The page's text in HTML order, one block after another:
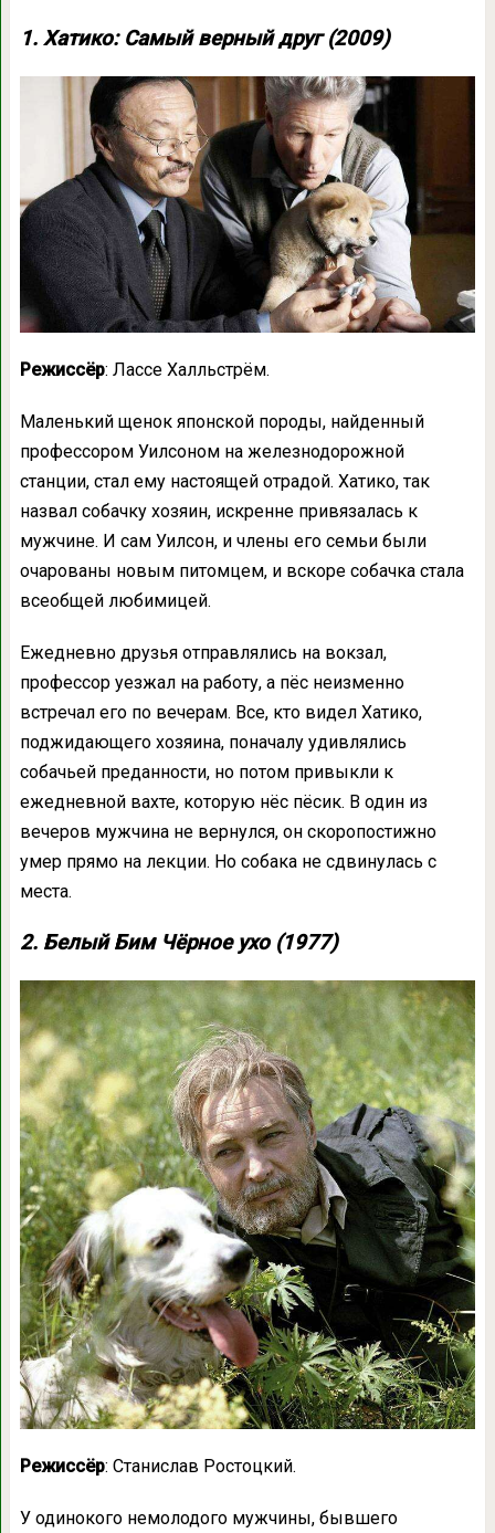
1. Хатико: Самый верный друг (2009)
Режиссёр: Лассе Халльстрём.
Маленький щенок японской породы, найденный
профессором Уилсоном на железнодорожной
станции, стал ему настоящей отрадой. Хатико, так
назвал собачку хозяин, искренне привязалась к
мужчине. И сам Уилсон, и члены его семьи были
очарованы новым питомцем, и вскоре собачка стала
всеобщей любимицей.
Ежедневно друзья отправлялись на вокзал,
профессор уезжал на работу, а пёс неизменно
встречал его по вечерам. Все, кто видел Хатико,
поджидающего хозяина, поначалу удивлялись
собачьей преданности, но потом привыкли к
ежедневной вахте, которую нёс пёсик. В один из
вечеров мужчина не вернулся, он скоропостижно
умер прямо на лекции. Но собака не сдвинулась с
места.
2. Белый Бим Чёрное ухо (1977)
Режиссёр: Станислав Ростоцкий.
У одинокого немолодого мужчины, бывшего